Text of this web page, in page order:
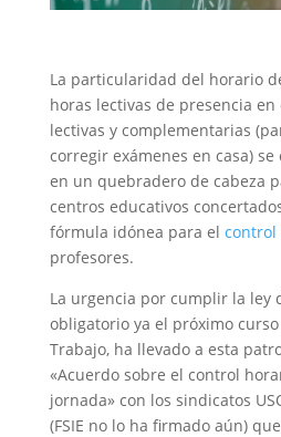
La particularidad del horario
horas lectivas de presencia en
lectivas y complementarias
corregir exámenes en casa)
en un quebradero de cabeza
centros educativos
fórmula idónea para el control
profesores.
La urgencia por cumplir la ley
obligatorio ya el próximo
Trabajo, ha llevado a esta
«Acuerdo sobre el control
jornada» con los sindicatos
(FSIE no lo ha firmado aún)